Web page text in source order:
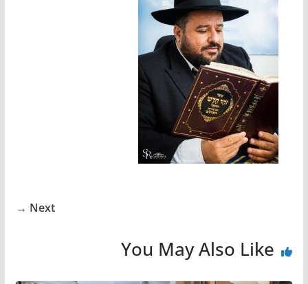
Next →
You May Also Like